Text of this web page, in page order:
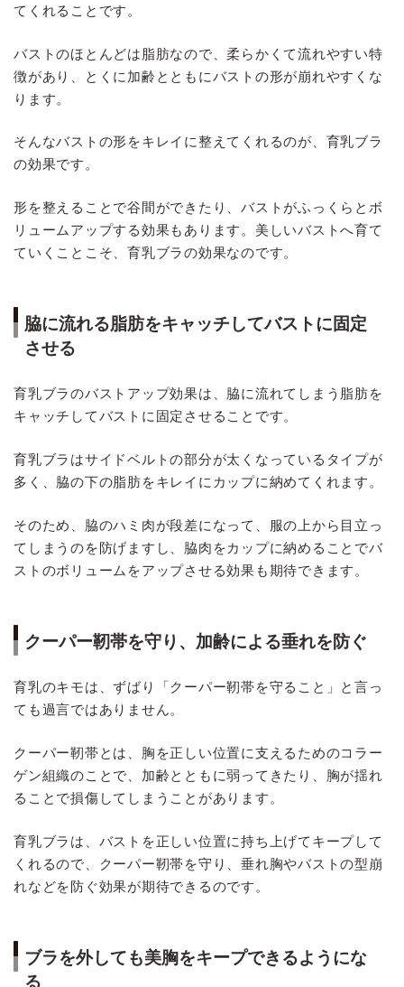
てくれることです。
バストのほとんどは脂肪なので、柔らかくて流れやすい特
徴があり、とくに加齢とともにバストの形が崩れやすくな
ります。
そんなバストの形をキレイに整えてくれるのが、育乳ブラ
の効果です。
形を整えることで谷間ができたり、バストがふっくらとボ
リュームアップする効果もあります。美しいバストへ育て
ていくことこそ、育乳ブラの効果なのです。
脇に流れる脂肪をキャッチしてバストに固定
させる
育乳ブラのバストアップ効果は、脇に流れてしまう脂肪を
キャッチしてバストに固定させることです。
育乳ブラはサイドベルトの部分が太くなっているタイプが
多く、脇の下の脂肪をキレイにカップに納めてくれます。
そのため、脇のハミ肉が段差になって、服の上から目立っ
てしまうのを防げますし、脇肉をカップに納めることでバ
ストのボリュームをアップさせる効果も期待できます。
クーパー靭帯を守り、加齢による垂れを防ぐ
育乳のキモは、ずばり「クーパー靭帯を守ること」と言っ
ても過言ではありません。
クーパー靭帯とは、胸を正しい位置に支えるためのコラー
ゲン組織のことで、加齢とともに弱ってきたり、胸が揺れ
ることで損傷してしまうことがあります。
育乳ブラは、バストを正しい位置に持ち上げてキープして
くれるので、クーパー靭帯を守り、垂れ胸やバストの型崩
れなどを防ぐ効果が期待できるのです。
ブラを外しても美胸をキープできるようにな
る